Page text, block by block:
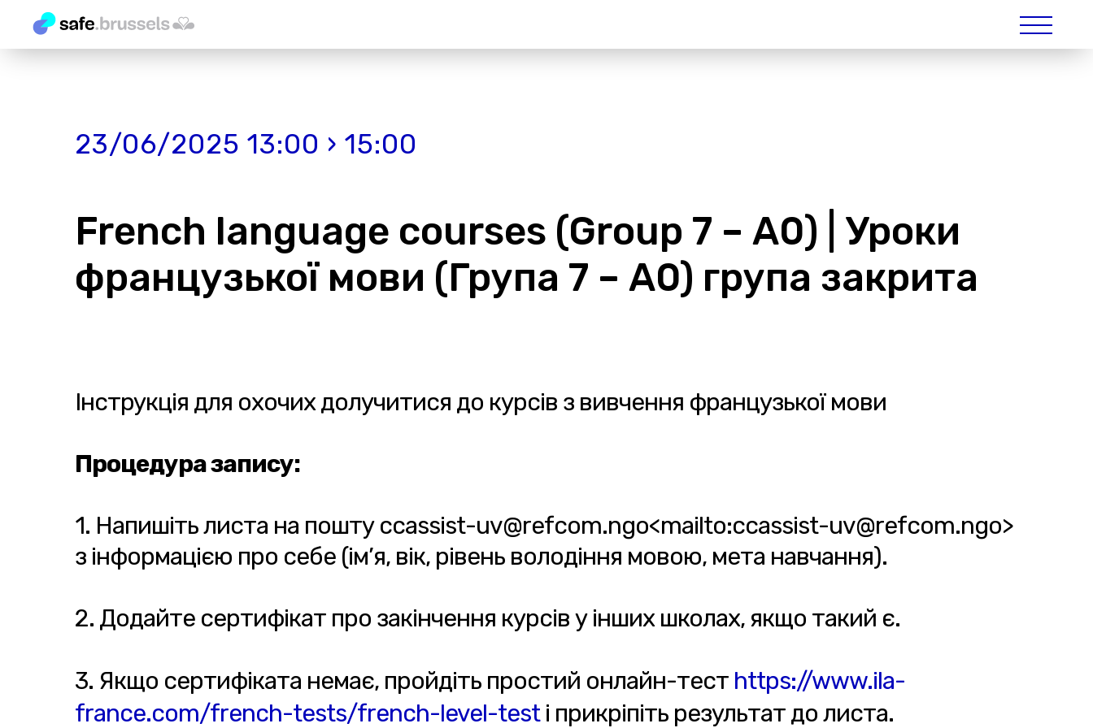
23/06/2025 13:00 › 15:00
French language courses (Group 7 – А0) | Уроки
французької мови (Група 7 – А0) група закрита
Інструкція для охочих долучитися до курсів з вивчення французької мови
Процедура запису:
1. Напишіть листа на пошту ccassist-uv@refcom.ngo<mailto:ccassist-uv@refcom.ngo>
з інформацією про себе (ім’я, вік, рівень володіння мовою, мета навчання).
2. Додайте сертифікат про закінчення курсів у інших школах, якщо такий є.
3. Якщо сертифіката немає, пройдіть простий онлайн-тест https://www.ila-
france.com/french-tests/french-level-testі прикріпіть результат до листа.